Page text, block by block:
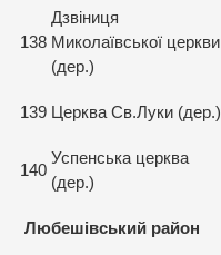
138
Дзвіниця
Миколаївської церкви
(дер.)
139 Церква Св.Луки (дер.)
140
Успенська церква
(дер.)
Любешівський район